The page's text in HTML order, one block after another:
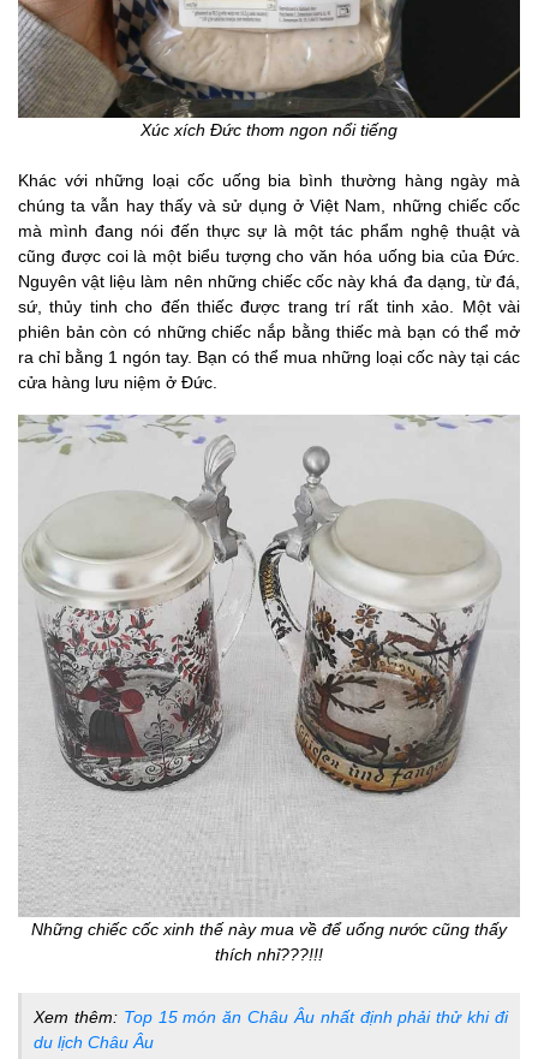
Xúc xích Đức thơm ngon nổi tiếng
Khác với những loại cốc uống bia bình thường hàng ngày mà
chúng ta vẫn hay thấy và sử dụng ở Việt Nam, những chiếc cốc
mà mình đang nói đến thực sự là một tác phẩm nghệ thuật và
cũng được coi là một biểu tượng cho văn hóa uống bia của Đức.
Nguyên vật liệu làm nên những chiếc cốc này khá đa dạng, từ đá,
sứ, thủy tinh cho đến thiếc được trang trí rất tinh xảo. Một vài
phiên bản còn có những chiếc nắp bằng thiếc mà bạn có thể mở
ra chỉ bằng 1 ngón tay. Bạn có thể mua những loại cốc này tại các
cửa hàng lưu niệm ở Đức.
Những chiếc cốc xinh thế này mua về để uống nước cũng thấy
thích nhỉ???!!!
Xem thêm: Top 15 món ăn Châu Âu nhất định phải thử khi đi
du lịch Châu Âu